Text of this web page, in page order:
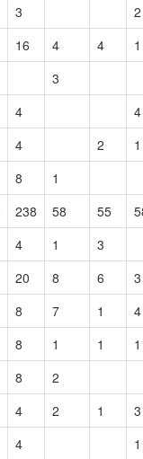
3
2
16 4 4
1
3
4
4
4 2
1
8
1
238 58 55
4 1
3
20 8 6
3
8 7 1
4
8 1 1
1
8
2
4 2 1
3
4
1